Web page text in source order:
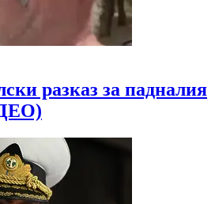
разказ за падналия